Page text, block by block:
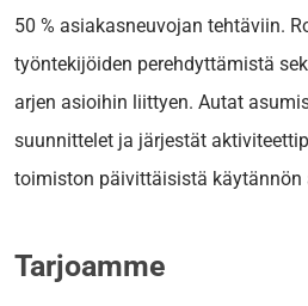
50 % asiakasneuvojan tehtäviin.
työntekijöiden perehdyttämistä
arjen asioihin liittyen. Autat
suunnittelet ja järjestät
toimiston päivittäisistä käytännön
Tarjoamme